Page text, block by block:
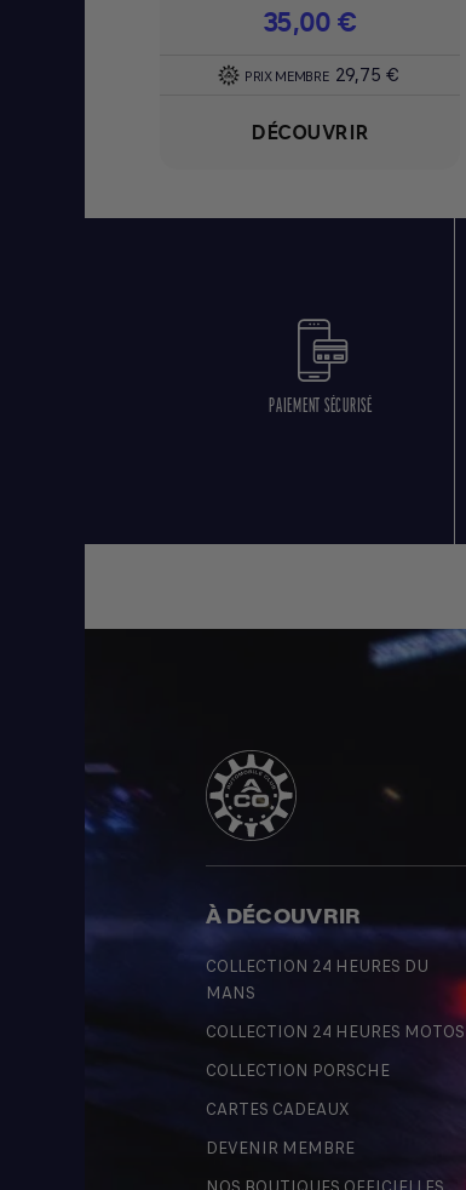
Prix
35,00 €
PRIX MEMBRE 29,75 €
DÉCOUVRIR
PAIEMENT SÉCURISÉ
À DÉCOUVRIR
COLLECTION 24 HEURES DU
MANS
COLLECTION 24 HEURES MOTOS
COLLECTION PORSCHE
CARTES CADEAUX
DEVENIR MEMBRE